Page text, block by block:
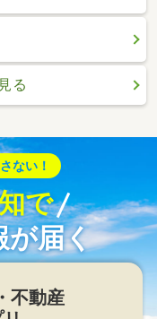
る
ない！
で
が届く
不動産